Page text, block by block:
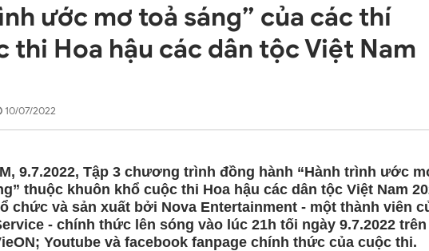
ước mơ toả sáng” của các thí
thi Hoa hậu các dân tộc Việt Nam
10/07/2022
9.7.2022, Tập 3 chương trình đồng hành “Hành trình ước
thuộc khuôn khổ cuộc thi Hoa hậu các dân tộc Việt Nam
chức và sản xuất bởi Nova Entertainment - một thành viên
- chính thức lên sóng vào lúc 21h tối ngày 9.7.2022 trên
Youtube và facebook fanpage chính thức của cuộc thi.